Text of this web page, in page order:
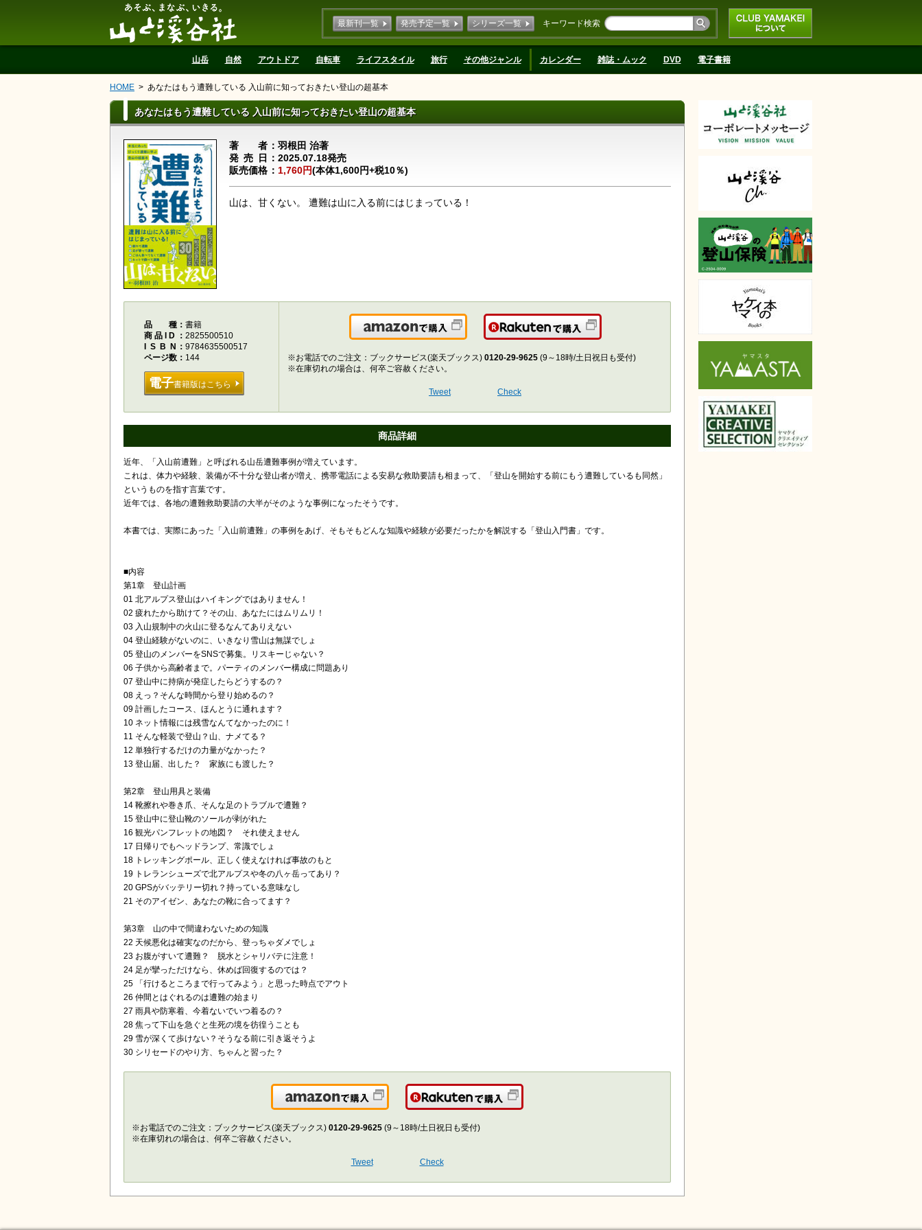
CLUB YAMAKEIにつ
いて
キーワード検索
最新刊一覧 発売予定一覧 シリーズ一覧
山岳 自然 アウトドア 自転車 ライフスタイル 旅行 その他ジャンル カレンダー 雑誌・ムック DVD 電子書籍
HOME あなたはもう遭難している 入山前に知っておきたい登山の超基本
あなたはもう遭難している 入山前に知っておきたい登山の超基本
著者羽根田 治著
発売日 2025.07.18発売
販売価格
1,760円(本体1,600円+税10％)
山は、甘くない。 遭難は山に入る前にはじまっている！
品種書籍
商品ID
2825500510
ISBN
9784635500517
ページ数
144
電子書籍版はこちら
Amazonで購入 楽天で購入
※お電話でのご注文：ブックサービス(楽天ブックス) 0120-29-9625 (9～18時/土日祝日も受付)
※在庫切れの場合は、何卒ご容赦ください。
Tweet Check
商品詳細
近年、「入山前遭難」と呼ばれる山岳遭難事例が増えています。
これは、体力や経験、装備が不十分な登山者が増え、携帯電話による安易な救助要請も相まって、「登山を開始する前にもう遭難しているも同然」
というものを指す言葉です。
近年では、各地の遭難救助要請の大半がそのような事例になったそうです。
本書では、実際にあった「入山前遭難」の事例をあげ、そもそもどんな知識や経験が必要だったかを解説する「登山入門書」です。
■内容
第1章 登山計画
01 北アルプス登山はハイキングではありません！
02 疲れたから助けて？その山、あなたにはムリムリ！
03 入山規制中の火山に登るなんてありえない
04 登山経験がないのに、いきなり雪山は無謀でしょ
05 登山のメンバーをSNSで募集。リスキーじゃない？
06 子供から高齢者まで。パーティのメンバー構成に問題あり
07 登山中に持病が発症したらどうするの？
08 えっ？そんな時間から登り始めるの？
09 計画したコース、ほんとうに通れます？
10 ネット情報には残雪なんてなかったのに！
11 そんな軽装で登山？山、ナメてる？
12 単独行するだけの力量がなかった？
13 登山届、出した？ 家族にも渡した？
第2章 登山用具と装備
14 靴擦れや巻き爪、そんな足のトラブルで遭難？
15 登山中に登山靴のソールが剥がれた
16 観光パンフレットの地図？ それ使えません
17 日帰りでもヘッドランプ、常識でしょ
18 トレッキングポール、正しく使えなければ事故のもと
19 トレランシューズで北アルプスや冬の八ヶ岳ってあり？
20 GPSがバッテリー切れ？持っている意味なし
21 そのアイゼン、あなたの靴に合ってます？
第3章 山の中で間違わないための知識
22 天候悪化は確実なのだから、登っちゃダメでしょ
23 お腹がすいて遭難？ 脱水とシャリバテに注意！
24 足が攣っただけなら、休めば回復するのでは？
25 「行けるところまで行ってみよう」と思った時点でアウト
26 仲間とはぐれるのは遭難の始まり
27 雨具や防寒着、今着ないでいつ着るの？
28 焦って下山を急ぐと生死の境を彷徨うことも
29 雪が深くて歩けない？そうなる前に引き返そうよ
30 シリセードのやり方、ちゃんと習った？
Amazonで購入 楽天で購入
※お電話でのご注文：ブックサービス(楽天ブックス) 0120-29-9625 (9～18時/土日祝日も受付)
※在庫切れの場合は、何卒ご容赦ください。
Tweet Check